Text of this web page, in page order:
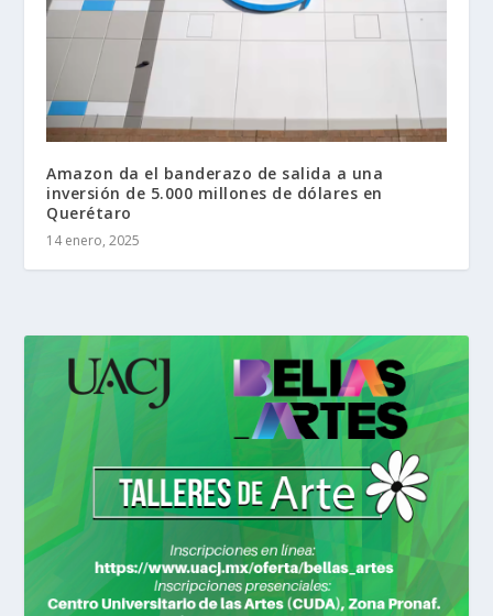
Amazon da el banderazo de salida a una
inversión de 5.000 millones de dólares en
Querétaro
14 enero, 2025